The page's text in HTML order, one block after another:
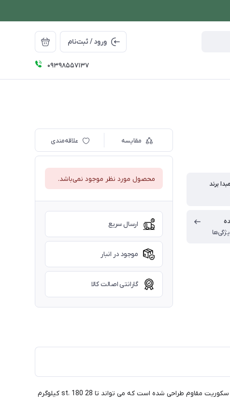
ورود / ثبت‌نام
09398557137
برند
مقایسه علاقه‌مندی
محصول مورد نظر موجود نمی‌باشد.
ارسال سریع
موجود در انبار
گارانتی اصالت کالا
نتایج دقیقی را با 0.01، 0.1 کیلوگرم یا 0.22 پوند ارائه می دهند. این دستگاه با سنسورهای با دقت بالا و یک شیشه سکوریت مقاوم طراحی شده است که می تواند تا 28 st، 180 کیلوگرم